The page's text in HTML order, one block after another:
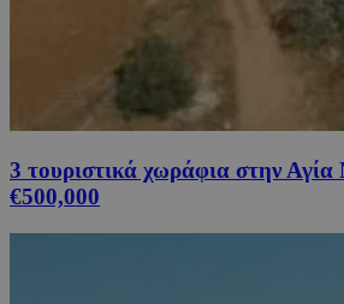
3 τουριστικά χωράφια στην
€500,000